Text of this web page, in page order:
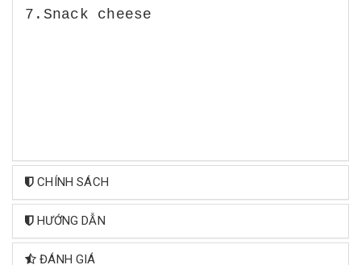
7.Snack cheese
CHÍNH SÁCH
HƯỚNG DẪN
ĐÁNH GIÁ